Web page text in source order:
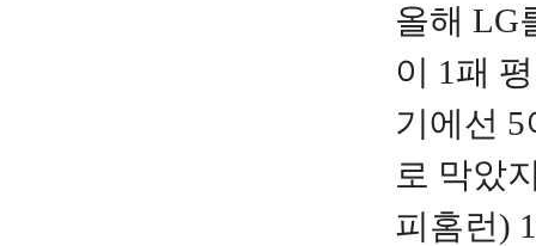
올해 LG
이 1패
기에선
로 막았
피홈런)